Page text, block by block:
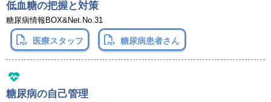
低血糖の把握と対策
糖尿病情報BOX&Net.No.31
医療スタッフ 糖尿病患者さん
糖尿病の自己管理